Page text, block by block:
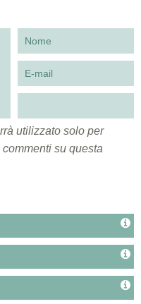
utilizzato solo per
su questa